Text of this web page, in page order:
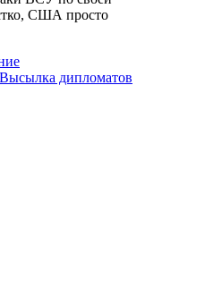
США просто
дипломатов